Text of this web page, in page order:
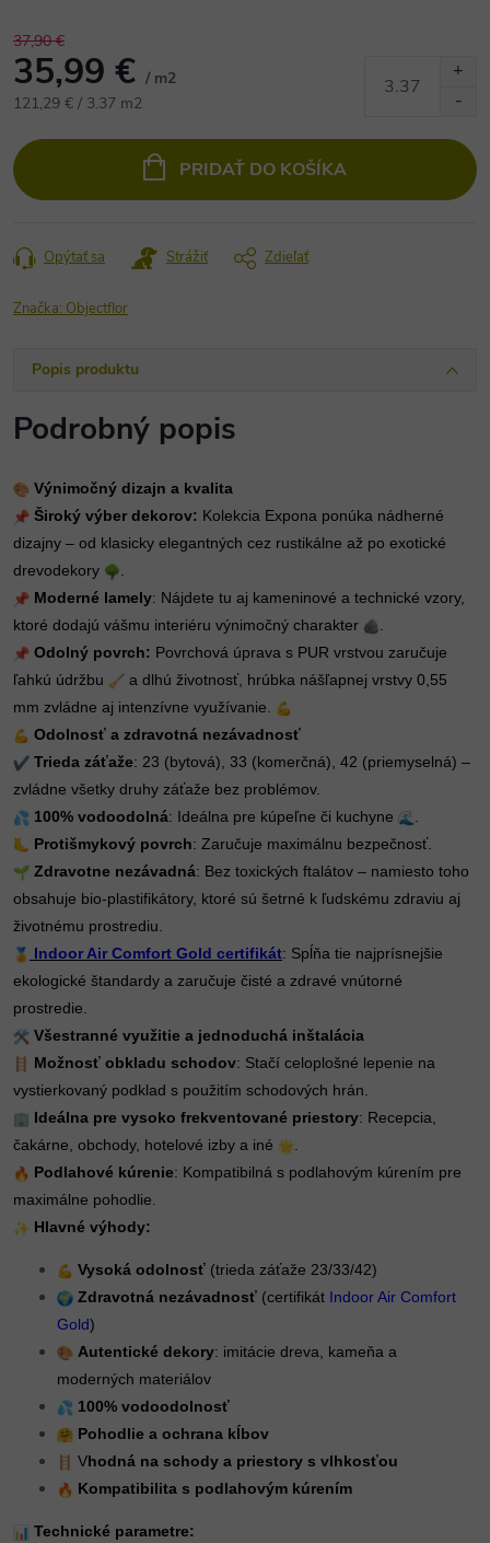
37,90 €
35,99 € / m2
Jednotková
121,29 € / 3.37 m2
PRIDAŤ DO KOŠÍKA
Opýtať sa Strážiť Zdieľať
Značka: Objectflor
Popis produktu
Podrobný popis
Výnimočný dizajn a kvalita
Široký výber dekorov: Kolekcia Expona ponúka nádherné
dizajny – od klasicky elegantných cez rustikálne až po exotické
drevodekory
Moderné lamely: Nájdete tu aj kameninové a technické vzory,
ktoré dodajú vášmu interiéru výnimočný charakter
Odolný povrch: Povrchová úprava s PUR vrstvou zaručuje
ľahkú údržbu
a dlhú životnosť, hrúbka nášľapnej vrstvy 0,55
mm zvládne aj intenzívne využívanie.
Odolnosť a zdravotná nezávadnosť
Trieda záťaže: 23 (bytová), 33 (komerčná), 42 (priemyselná) –
zvládne všetky druhy záťaže bez problémov.
100% vodoodolná: Ideálna pre kúpeľne či kuchyne
Protišmykový povrch: Zaručuje maximálnu bezpečnosť.
Zdravotne nezávadná: Bez toxických ftalátov – namiesto toho
obsahuje bio-plastifikátory, ktoré sú šetrné k ľudskému zdraviu aj
životnému prostrediu.
Indoor Air Comfort Gold certifikát: Spĺňa tie najprísnejšie
ekologické štandardy a zaručuje čisté a zdravé vnútorné
prostredie.
Všestranné využitie a jednoduchá inštalácia
Možnosť obkladu schodov: Stačí celoplošné lepenie na
vystierkovaný podklad s použitím schodových hrán.
Ideálna pre vysoko frekventované priestory: Recepcia,
čakárne, obchody, hotelové izby a iné
Podlahové kúrenie: Kompatibilná s podlahovým kúrením pre
maximálne pohodlie.
Hlavné výhody:
Vysoká odolnosť (trieda záťaže 23/33/42)
Zdravotná nezávadnosť (certifikát Indoor Air Comfort
Gold)
Autentické dekory: imitácie dreva, kameňa a
moderných materiálov
100% vodoodolnosť
Pohodlie a ochrana kĺbov
Vhodná na schody a priestory s vlhkosťou
Kompatibilita s podlahovým kúrením
Technické parametre: